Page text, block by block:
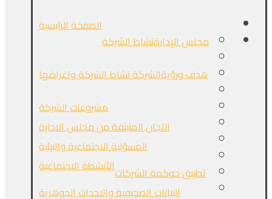
الصفحة الرئيسية
نشاط الشركةمجلس الإدارة
نشاط الشركة واغراضهاهدف ورؤيةالشركة
مشروعات الشركة
اللجان المنبثقة من مجلس الادارة
المسؤلية الاجتماعية والبيئية
الأنشطة الاجتماعيةتطبيق حوكمة الشركات
البيانات الصحيفية والاحداث الجوهرية